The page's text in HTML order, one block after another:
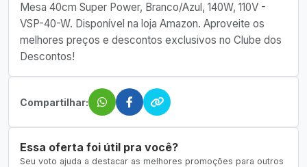
Mesa 40cm Super Power, Branco/Azul, 140W, 110V -
VSP-40-W. Disponível na loja Amazon. Aproveite os
melhores preços e descontos exclusivos no Clube dos
Descontos!
Compartilhar:
Essa oferta foi útil pra você?
Seu voto ajuda a destacar as melhores promoções para outros